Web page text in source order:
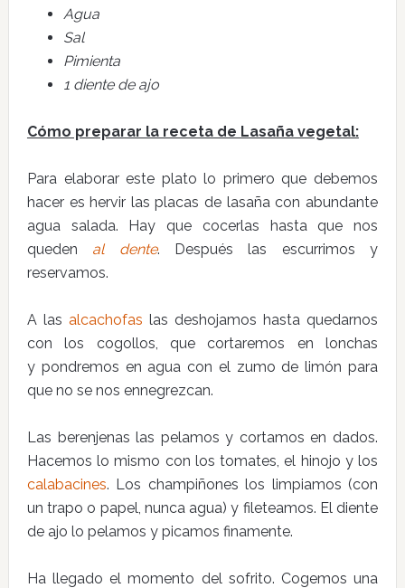
Agua
Sal
Pimienta
1 diente de ajo
Cómo preparar la receta de Lasaña vegetal:
Para elaborar este plato lo primero que debemos
hacer es hervir las placas de lasaña con abundante
agua salada. Hay que cocerlas hasta que nos
queden al dente. Después las escurrimos y
reservamos.
A las alcachofas las deshojamos hasta quedarnos
con los cogollos, que cortaremos en lonchas
y pondremos en agua con el zumo de limón para
que no se nos ennegrezcan.
Las berenjenas las pelamos y cortamos en dados.
Hacemos lo mismo con los tomates, el hinojo y los
calabacines. Los champiñones los limpiamos (con
un trapo o papel, nunca agua) y fileteamos. El diente
de ajo lo pelamos y picamos finamente.
Ha llegado el momento del sofrito. Cogemos una